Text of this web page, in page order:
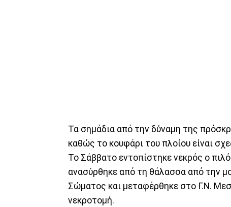
Τα σημάδια από την δύναμη της
καθώς το κουφάρι του πλοίου είναι
Το Σάββατο εντοπίστηκε νεκρός ο
ανασύρθηκε από τη θάλασσα από την
Σώματος και μεταφέρθηκε στο Γ.Ν.
νεκροτομή.